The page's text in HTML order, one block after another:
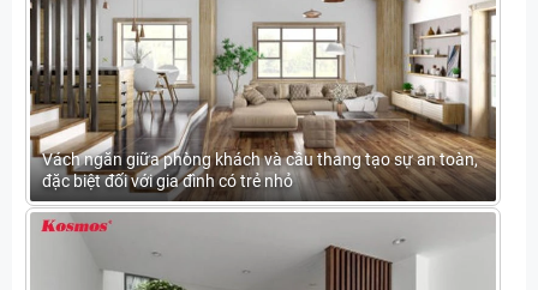
Vách ngăn giữa phòng khách và cầu thang tạo sự an toàn,
đặc biệt đối với gia đình có trẻ nhỏ